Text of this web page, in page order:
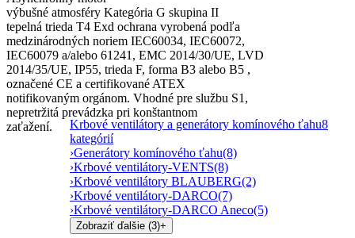
Krbové ventilátory a generátory komínového ťahu8
kategórií
›Generátory komínového ťahu(8)
›Krbové ventilátory-VENTS(8)
›Krbové ventilátory BLAUBERG(2)
›Krbové ventilátory-DARCO(7)
›Krbové ventilátory-DARCO Aneco(5)
Zobraziť ďalšie (3)+
výbušné atmosféry Kategória G skupina II
tepelná trieda T4 Exd ochrana vyrobená podľa
medzinárodných noriem IEC60034, IEC60072,
IEC60079 a/alebo 61241, EMC 2014/30/UE, LVD
2014/35/UE, IP55, trieda F, forma B3 alebo B5 ,
označené CE a certifikované ATEX
notifikovaným orgánom. Vhodné pre službu S1,
nepretržitá prevádzka pri konštantnom
zaťažení.